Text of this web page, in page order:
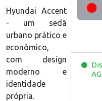
Hyundai Accent
- um sedã
urbano prático e
econômico,
com design
moderno e
identidade
própria.